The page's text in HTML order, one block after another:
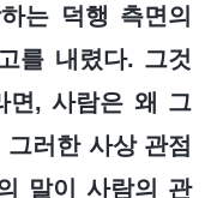
는 덕행 측면의
를 내렸다. 그것
면, 사람은 왜 그
러한 사상 관점
말이 사람의 관